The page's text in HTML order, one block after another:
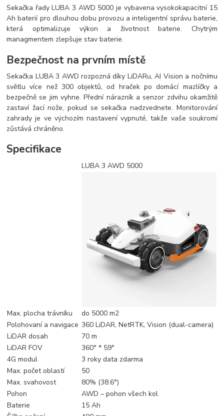
Sekačka řady LUBA 3 AWD 5000 je vybavena vysokokapacitní 15
Ah baterií pro dlouhou dobu provozu a inteligentní správu baterie,
která optimalizuje výkon a životnost baterie. Chytrým
managmentem zlepšuje stav baterie.
Bezpečnost na prvním místě
Sekačka LUBA 3 AWD rozpozná díky LiDARu, AI Vision a nočnímu
světlu více než 300 objektů, od hraček po domácí mazlíčky a
bezpečně se jim vyhne. Přední nárazník a senzor zdvihu okamžitě
zastaví žací nože, pokud se sekačka nadzvednete. Monitorování
zahrady je ve výchozím nastavení vypnuté, takže vaše soukromí
zůstává chráněno.
Specifikace
LUBA 3 AWD 5000
Max. plocha trávníku
do 5000 m2
Polohovaní a navigace 360 LiDAR, NetRTK, Vision (dual-camera)
LiDAR dosah
70 m
LiDAR FOV
360° * 59°
4G modul
3 roky data zdarma
Max. počet oblastí
50
Max. svahovost
80% (38.6°)
Pohon
AWD – pohon všech kol
Baterie
15 Ah